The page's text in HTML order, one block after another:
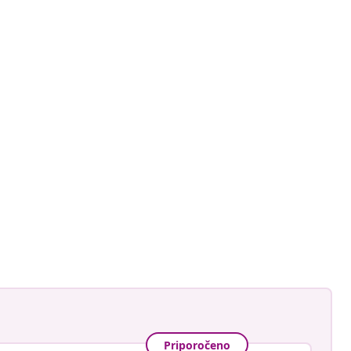
Priporočeno